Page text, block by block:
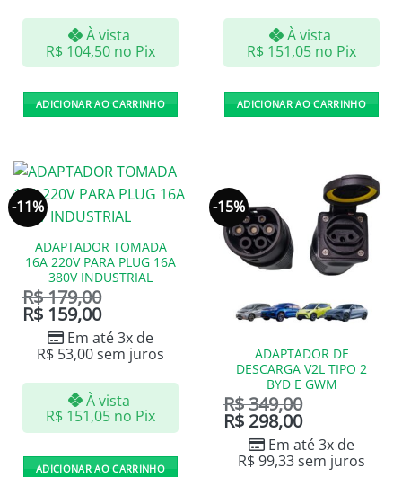
À vista
R$ 104,50 no Pix
ADICIONAR AO CARRINHO
À vista
R$ 151,05 no Pix
ADICIONAR AO CARRINHO
-11%
ADAPTADOR TOMADA
16A 220V PARA PLUG 16A
380V INDUSTRIAL
R$179,00
R$ 159,00
Em até 3x de
R$ 53,00sem juros
À vista
R$ 151,05 no Pix
ADICIONAR AO CARRINHO
-15%
ADAPTADOR DE
DESCARGA V2L TIPO 2
BYD E GWM
R$349,00
R$ 298,00
Em até 3x de
R$99,33sem juros